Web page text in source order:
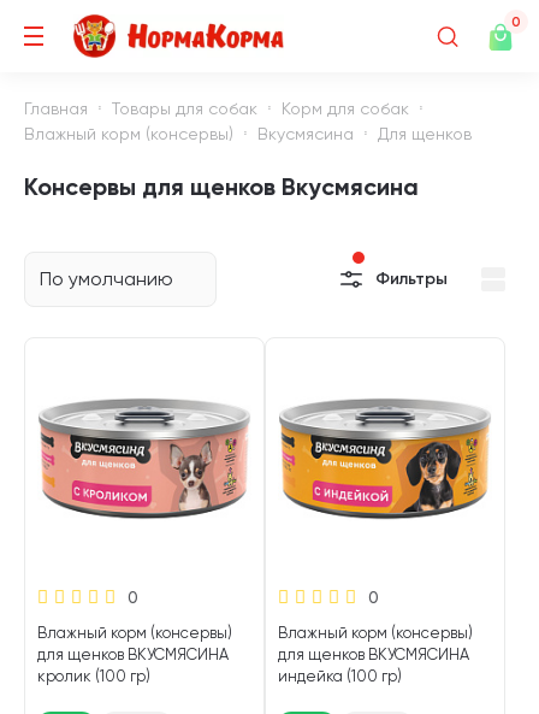
0
Главная Товары для собак
Корм для собак
Влажный корм (консервы)
Вкусмясина Для щенков
Консервы для щенков Вкусмясина
По умолчанию Фильтры
0
Влажный корм (консервы)
для щенков ВКУСМЯСИНА
кролик (100 гр)
0
Влажный корм (консервы)
для щенков ВКУСМЯСИНА
индейка (100 гр)